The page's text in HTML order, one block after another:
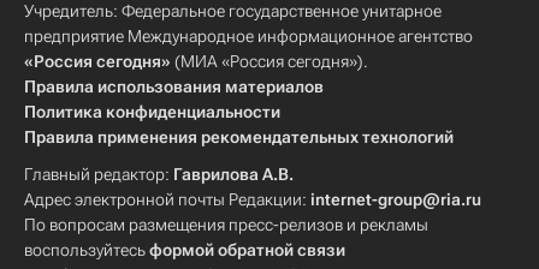
Учредитель: Федеральное государственное унитарное
предприятие Международное информационное агентство
«Россия сегодня» (МИА «Россия сегодня»).
Правила использования материалов
Политика конфиденциальности
Правила применения рекомендательных технологий
Главный редактор: Гаврилова А.В.
Адрес электронной почты Редакции: internet-group@ria.ru
По вопросам размещения пресс-релизов и рекламы
воспользуйтесьформой обратной связи